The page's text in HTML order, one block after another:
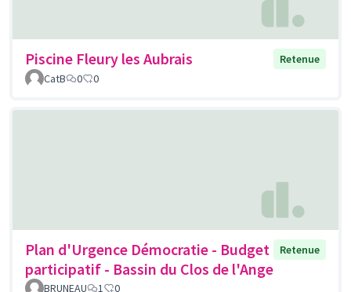
Piscine Fleury les Aubrais
Retenue
CatB
0 0
Plan d'Urgence Démocratie - Budget
participatif - Bassin du Clos de l'Ange
Retenue
BRUNEAU 1 0